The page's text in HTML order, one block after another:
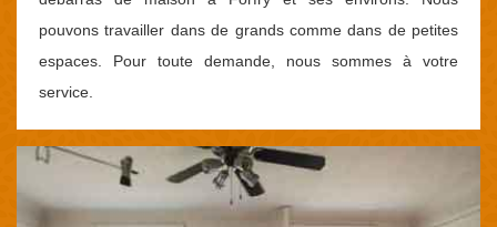
pouvons travailler dans de grands comme dans de petites
espaces. Pour toute demande, nous sommes à votre
service.